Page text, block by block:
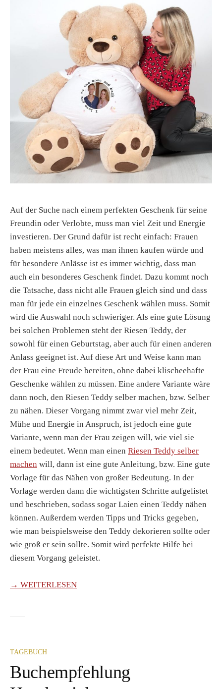
Auf der Suche nach einem perfekten Geschenk für seine
Freundin oder Verlobte, muss man viel Zeit und Energie
investieren. Der Grund dafür ist recht einfach: Frauen
haben meistens alles, was man ihnen kaufen würde und
für besondere Anlässe ist es immer wichtig, dass man
auch ein besonderes Geschenk findet. Dazu kommt noch
die Tatsache, dass nicht alle Frauen gleich sind und dass
man für jede ein einzelnes Geschenk wählen muss. Somit
wird die Auswahl noch schwieriger. Als eine gute Lösung
bei solchen Problemen steht der Riesen Teddy, der
sowohl für einen Geburtstag, aber auch für einen anderen
Anlass geeignet ist. Auf diese Art und Weise kann man
der Frau eine Freude bereiten, ohne dabei klischeehafte
Geschenke wählen zu müssen. Eine andere Variante wäre
dann noch, den Riesen Teddy selber machen, bzw. Selber
zu nähen. Dieser Vorgang nimmt zwar viel mehr Zeit,
Mühe und Energie in Anspruch, ist jedoch eine gute
Variante, wenn man der Frau zeigen will, wie viel sie
einem bedeutet. Wenn man einen Riesen Teddy selber
machen will, dann ist eine gute Anleitung, bzw. Eine gute
Vorlage für das Nähen von großer Bedeutung. In der
Vorlage werden dann die wichtigsten Schritte aufgelistet
und beschrieben, sodass sogar Laien einen Teddy nähen
können. Außerdem werden Tipps und Tricks gegeben,
wie man beispielsweise den Teddy dekorieren sollte oder
wie groß er sein sollte. Somit wird perfekte Hilfe bei
diesem Vorgang geleistet.
→ WEITERLESEN
TAGEBUCH
Buchempfehlung